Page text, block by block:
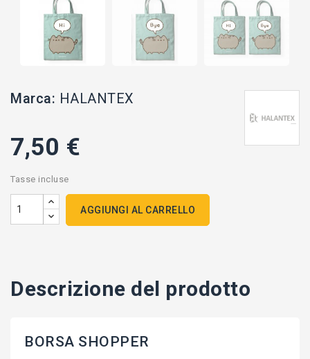
Marca: HALANTEX
7,50 €
Tasse incluse
AGGIUNGI AL CARRELLO
Descrizione del prodotto
BORSA SHOPPER